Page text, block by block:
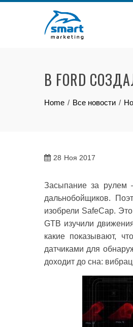
В FORD
Home Все новости
28 Ноя 2017
Засыпание за рулем
дальнобойщиков.
изобрели SafeCap.
GTB изучили
какие показывают,
датчиками для
доходит до сна: